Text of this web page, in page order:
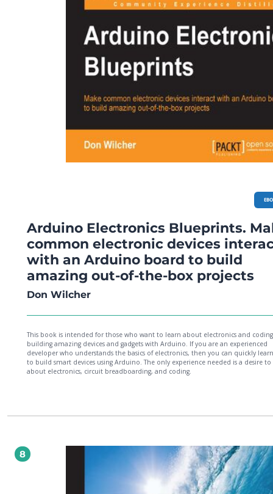
Arduino Electronics Blueprints.
common electronic devices
with an Arduino board to build
amazing out-of-the-box projects
Don Wilcher
This book is intended for those who want to learn about electronics and
building amazing devices and gadgets with Arduino. If you are an experienced
developer who understands the basics of electronics, then you can quickly
to build smart devices using Arduino. The only experience needed is a desire to
about electronics, circuit breadboarding, and coding.
8